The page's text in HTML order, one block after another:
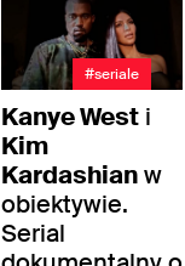
#seriale
Kanye West i
Kim
Kardashianw
obiektywie.
Serial